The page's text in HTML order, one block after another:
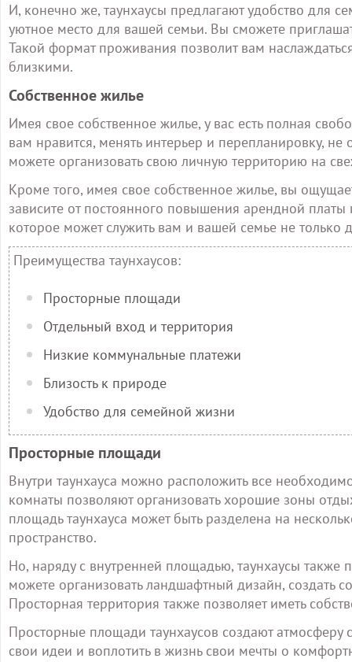
И, конечно же, таунхаусы предлагают удобство для
уютное место для вашей семьи. Вы сможете
Такой формат проживания позволит вам
близкими.
Собственное жилье
Имея свое собственное жилье, у вас есть полная
вам нравится, менять интерьер и перепланировку,
можете организовать свою личную территорию на
Кроме того, имея свое собственное жилье, вы
зависите от постоянного повышения арендной
которое может служить вам и вашей семье не
Преимущества таунхаусов:
Просторные площади
Отдельный вход и территория
Низкие коммунальные платежи
Близость к природе
Удобство для семейной жизни
Просторные площади
Внутри таунхауса можно расположить все
комнаты позволяют организовать хорошие зоны
площадь таунхауса может быть разделена на
пространство.
Но, наряду с внутренней площадью, таунхаусы
можете организовать ландшафтный дизайн, создать
Просторная территория также позволяет иметь
Просторные площади таунхаусов создают
свои идеи и воплотить в жизнь свои мечты о